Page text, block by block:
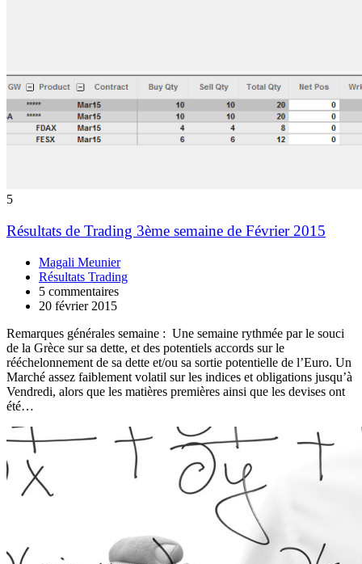
5
Résultats de Trading 3ème semaine de Février 2015
Magali Meunier
Résultats Trading
5 commentaires
20 février 2015
Remarques générales semaine : Une semaine rythmée par le souci
de la Grèce sur sa dette, et des potentiels accords sur le
rééchelonnement de sa dette et/ou sa sortie potentielle de l’Euro. Un
Marché assez faiblement volatil sur les indices et obligations jusqu’à
Vendredi, alors que les matières premières ainsi que les devises ont
été…